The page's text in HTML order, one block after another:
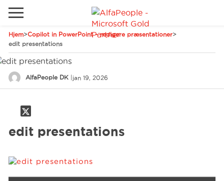
Hjem>Copilot in PowerPoint – redigere præsentationer>
edit presentations
AlfaPeople DK | jan 19, 2026
edit presentations
Ring
Gå til det lokale websted
Canada
Tyskland